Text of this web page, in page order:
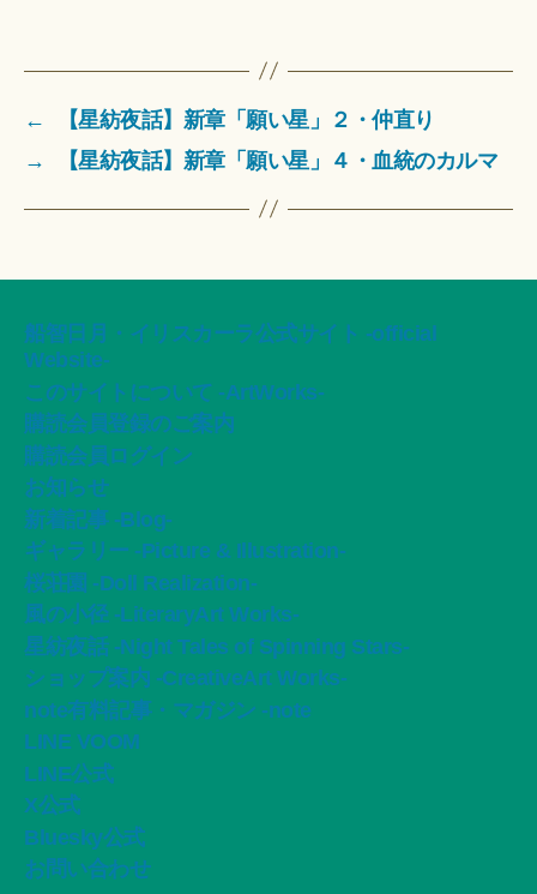
←
【星紡夜話】新章「願い星」２・仲直り
→
【星紡夜話】新章「願い星」４・血統のカルマ
船智日月・イリスカーラ公式サイト -official
Website-
このサイトについて -ArtWorks-
購読会員登録のご案内
購読会員ログイン
お知らせ
新着記事 -Blog-
ギャラリー -Picture & Illustration-
桜荘園 -Doll Realization-
風の小径 -LiteraryArt Works-
星紡夜話 -Night Tales of Spinning Stars-
ショップ案内 -CreativeArt Works-
note有料記事・マガジン -note
LINE VOOM
LINE公式
X公式
Bluesky公式
お問い合わせ